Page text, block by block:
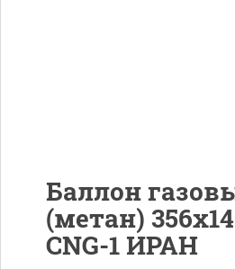
Баллон
(метан)
СNG-1 ИРАН